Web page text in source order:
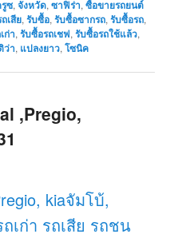
ซ,จังหวัด,ซาฟิร่า,ซื้อขายรถยนต์
เสีย,รับซื้อ,รับซื้อซากรถ,รับซื้อรถ,
ก่า,รับซื้อรถเชฟ,รับซื้อรถใช้แล้ว,
ว่า, แปลงยาว,โซนิค
,Pregio,
kiaจัมโบ้,
เก่า รถเสีย รถชน